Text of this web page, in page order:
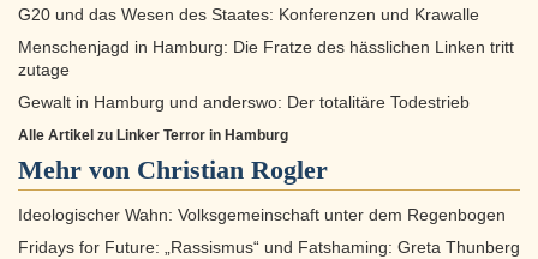
G20 und das Wesen des Staates: Konferenzen und Krawalle
Menschenjagd in Hamburg: Die Fratze des hässlichen Linken tritt
zutage
Gewalt in Hamburg und anderswo: Der totalitäre Todestrieb
Alle Artikel zu Linker Terror in Hamburg
Mehr von Christian Rogler
Ideologischer Wahn: Volksgemeinschaft unter dem Regenbogen
Fridays for Future: „Rassismus“ und Fatshaming: Greta Thunberg